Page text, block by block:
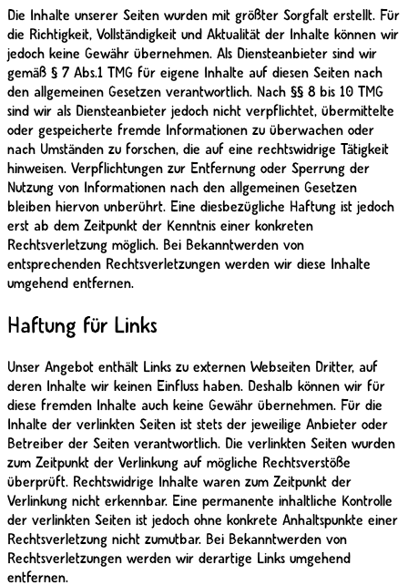
Die Inhalte unserer Seiten wurden mit größter Sorgfalt erstellt. Für
die Richtigkeit, Vollständigkeit und Aktualität der Inhalte können wir
jedoch keine Gewähr übernehmen. Als Diensteanbieter sind wir
gemäß § 7 Abs.1 TMG für eigene Inhalte auf diesen Seiten nach
den allgemeinen Gesetzen verantwortlich. Nach §§ 8 bis 10 TMG
sind wir als Diensteanbieter jedoch nicht verpflichtet, übermittelte
oder gespeicherte fremde Informationen zu überwachen oder
nach Umständen zu forschen, die auf eine rechtswidrige Tätigkeit
hinweisen. Verpflichtungen zur Entfernung oder Sperrung der
Nutzung von Informationen nach den allgemeinen Gesetzen
bleiben hiervon unberührt. Eine diesbezügliche Haftung ist jedoch
erst ab dem Zeitpunkt der Kenntnis einer konkreten
Rechtsverletzung möglich. Bei Bekanntwerden von
entsprechenden Rechtsverletzungen werden wir diese Inhalte
umgehend entfernen.
Haftung für Links
Unser Angebot enthält Links zu externen Webseiten Dritter, auf
deren Inhalte wir keinen Einfluss haben. Deshalb können wir für
diese fremden Inhalte auch keine Gewähr übernehmen. Für die
Inhalte der verlinkten Seiten ist stets der jeweilige Anbieter oder
Betreiber der Seiten verantwortlich. Die verlinkten Seiten wurden
zum Zeitpunkt der Verlinkung auf mögliche Rechtsverstöße
überprüft. Rechtswidrige Inhalte waren zum Zeitpunkt der
Verlinkung nicht erkennbar. Eine permanente inhaltliche Kontrolle
der verlinkten Seiten ist jedoch ohne konkrete Anhaltspunkte einer
Rechtsverletzung nicht zumutbar. Bei Bekanntwerden von
Rechtsverletzungen werden wir derartige Links umgehend
entfernen.